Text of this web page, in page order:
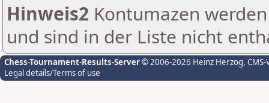
Hinweis2 Kontumazen
und sind in der Liste nicht
Chess-Tournament-Results-Server© 2006-2026 Heinz Herzog,
Legal details/Terms of use